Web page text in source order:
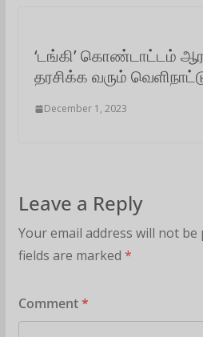
‘டங்கி’ கொண்டாட்டம்
தரசிக்க வரும்
December 1, 2023
Leave a Reply
Your email address will not be
fields are marked *
Comment*